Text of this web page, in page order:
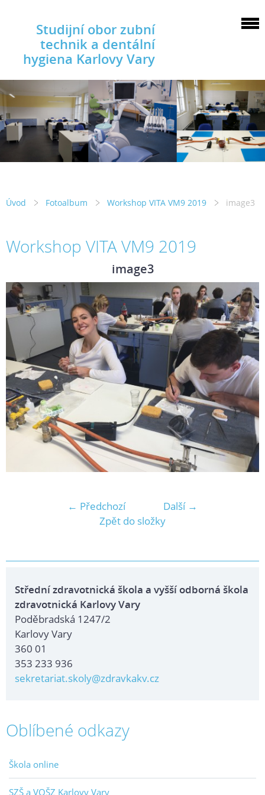
Studijní obor zubní
technik a dentální
hygiena Karlovy Vary
Úvod Fotoalbum Workshop VITA VM9 2019 image3
Workshop VITA VM9 2019
image3
← Předchozí
Další →
Zpět do složky
Střední zdravotnická škola a vyšší odborná škola
zdravotnická Karlovy Vary
Poděbradská 1247/2
Karlovy Vary
360 01
353 233 936
sekretariat.skoly@zdravkakv.cz
Oblíbené odkazy
Škola online
SZŠ a VOŠZ Karlovy Vary